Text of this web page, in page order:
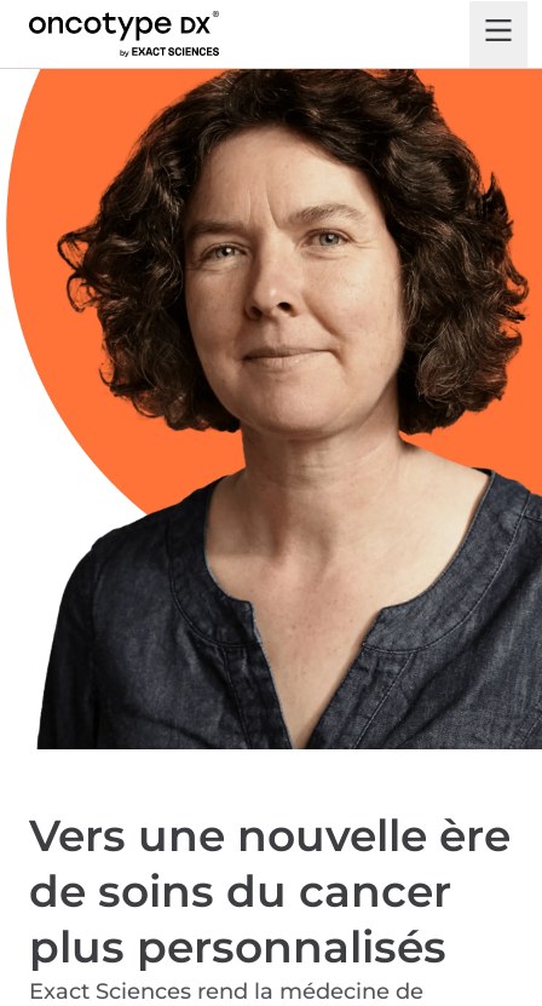
Vers une nouvelle ère
de soins du cancer
plus personnalisés
Exact Sciences rend la médecine de